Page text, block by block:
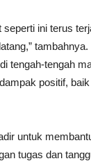
seperti ini terus
tambahnya.
tengah-tengah
positif,
untuk
tugas dan